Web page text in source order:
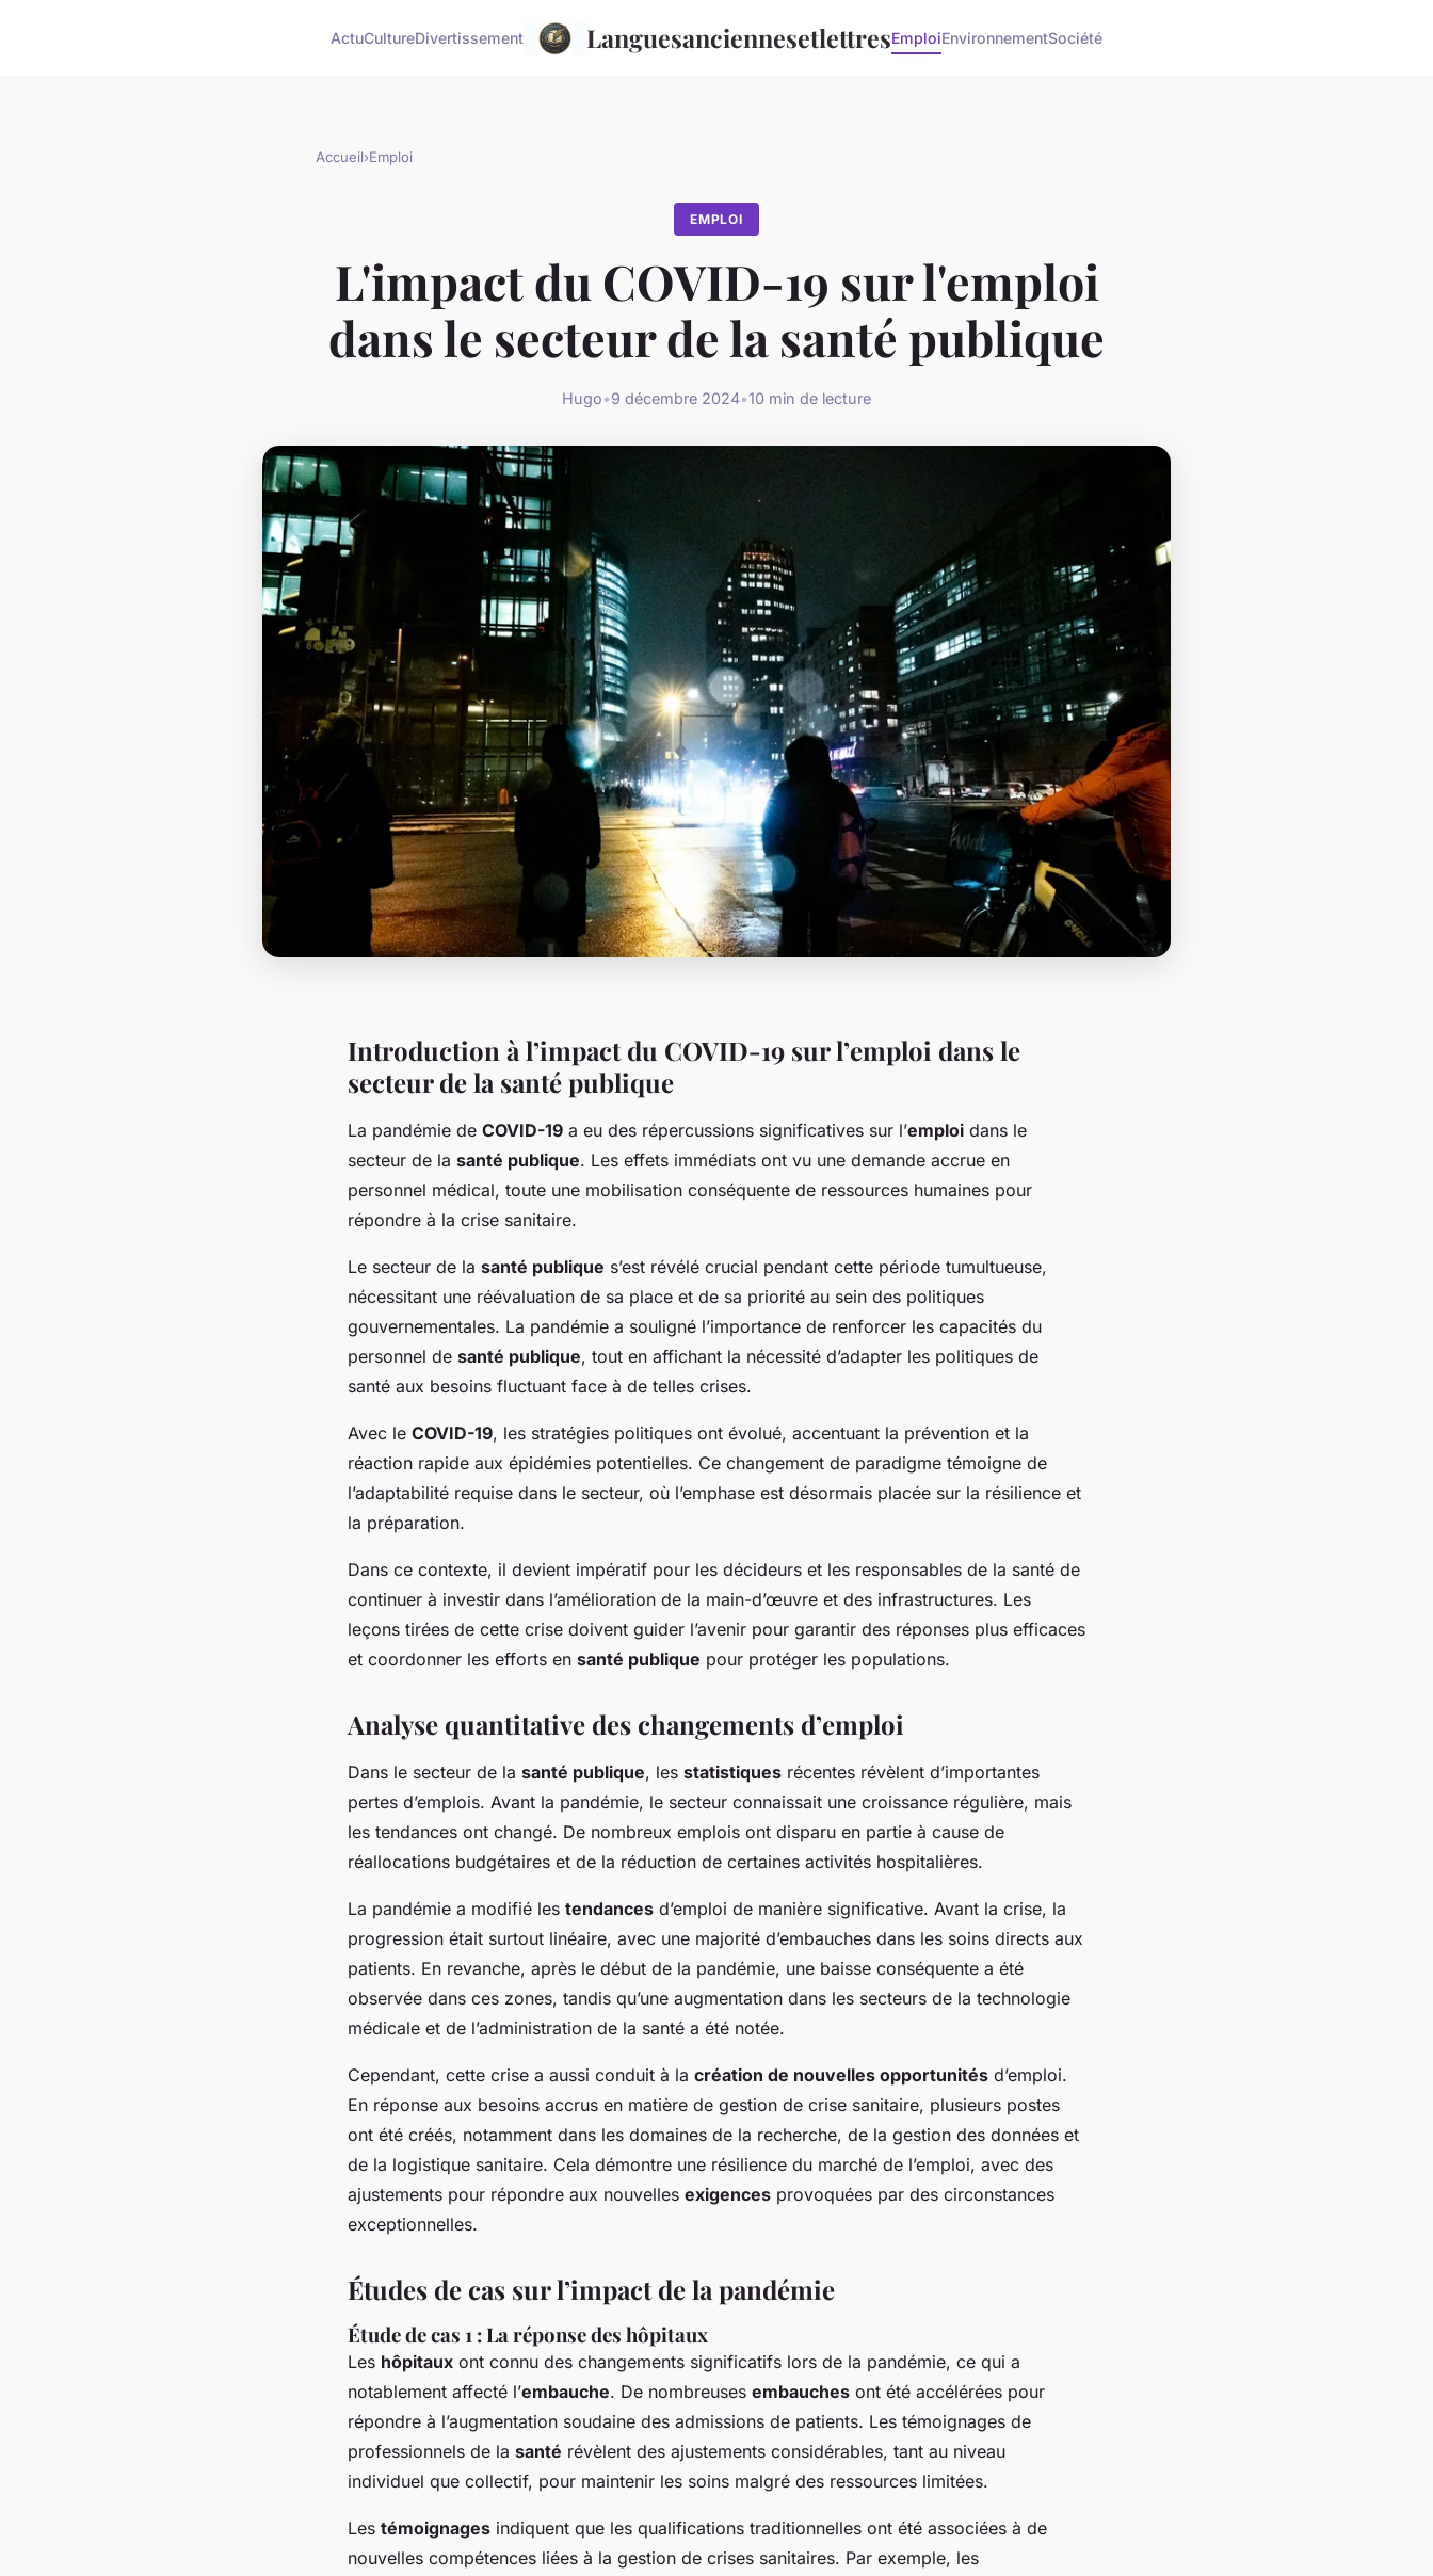
ActuCultureDivertissement LanguesanciennesetlettresEmploiEnvironnementSociété
Accueil›Emploi
EMPLOI
L'impact du COVID-19 sur l'emploi
dans le secteur de la santé publique
Hugo•9 décembre 2024•10 min de lecture
Introduction à l’impact du COVID-19 sur l’emploi dans le
secteur de la santé publique
La pandémie de COVID-19 a eu des répercussions significatives sur l’emploi dans le
secteur de la santé publique. Les effets immédiats ont vu une demande accrue en
personnel médical, toute une mobilisation conséquente de ressources humaines pour
répondre à la crise sanitaire.
Le secteur de la santé publique s’est révélé crucial pendant cette période tumultueuse,
nécessitant une réévaluation de sa place et de sa priorité au sein des politiques
gouvernementales. La pandémie a souligné l’importance de renforcer les capacités du
personnel de santé publique, tout en affichant la nécessité d’adapter les politiques de
santé aux besoins fluctuant face à de telles crises.
Avec le COVID-19, les stratégies politiques ont évolué, accentuant la prévention et la
réaction rapide aux épidémies potentielles. Ce changement de paradigme témoigne de
l’adaptabilité requise dans le secteur, où l’emphase est désormais placée sur la résilience et
la préparation.
Dans ce contexte, il devient impératif pour les décideurs et les responsables de la santé de
continuer à investir dans l’amélioration de la main-d’œuvre et des infrastructures. Les
leçons tirées de cette crise doivent guider l’avenir pour garantir des réponses plus efficaces
et coordonner les efforts en santé publique pour protéger les populations.
Analyse quantitative des changements d’emploi
Dans le secteur de la santé publique, les statistiques récentes révèlent d’importantes
pertes d’emplois. Avant la pandémie, le secteur connaissait une croissance régulière, mais
les tendances ont changé. De nombreux emplois ont disparu en partie à cause de
réallocations budgétaires et de la réduction de certaines activités hospitalières.
La pandémie a modifié les tendances d’emploi de manière significative. Avant la crise, la
progression était surtout linéaire, avec une majorité d’embauches dans les soins directs aux
patients. En revanche, après le début de la pandémie, une baisse conséquente a été
observée dans ces zones, tandis qu’une augmentation dans les secteurs de la technologie
médicale et de l’administration de la santé a été notée.
Cependant, cette crise a aussi conduit à la création de nouvelles opportunités d’emploi.
En réponse aux besoins accrus en matière de gestion de crise sanitaire, plusieurs postes
ont été créés, notamment dans les domaines de la recherche, de la gestion des données et
de la logistique sanitaire. Cela démontre une résilience du marché de l’emploi, avec des
ajustements pour répondre aux nouvelles exigences provoquées par des circonstances
exceptionnelles.
Études de cas sur l’impact de la pandémie
Étude de cas 1 : La réponse des hôpitaux
Les hôpitaux ont connu des changements significatifs lors de la pandémie, ce qui a
notablement affecté l’embauche. De nombreuses embauches ont été accélérées pour
répondre à l’augmentation soudaine des admissions de patients. Les témoignages de
professionnels de la santé révèlent des ajustements considérables, tant au niveau
individuel que collectif, pour maintenir les soins malgré des ressources limitées.
Les témoignages indiquent que les qualifications traditionnelles ont été associées à de
nouvelles compétences liées à la gestion de crises sanitaires. Par exemple, les